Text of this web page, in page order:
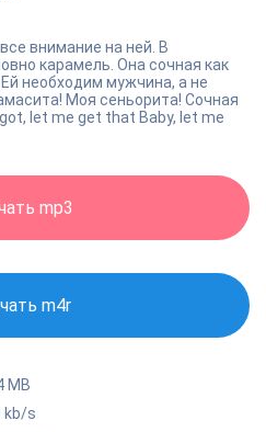
внимание на ней. В
карамель. Она сочная как
необходим мужчина, а не
Моя сеньорита! Сочная
let me get that Baby, let me
mp3
m4r
MB
kb/s